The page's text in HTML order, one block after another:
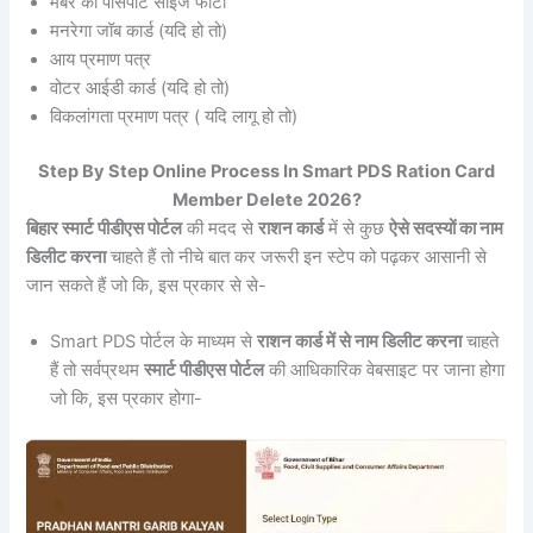
मनरेगा जॉब कार्ड (यदि हो तो)
आय प्रमाण पत्र
वोटर आईडी कार्ड (यदि हो तो)
विकलांगता प्रमाण पत्र ( यदि लागू हो तो)
Step By Step Online Process In Smart PDS Ration Card
Member Delete 2026?
बिहार स्मार्ट पीडीएस पोर्टलकी मदद सेराशन कार्डमें से कुछऐसे सदस्यों का नाम
डिलीट करनाचाहते हैं तो नीचे बात कर जरूरी इन स्टेप को पढ़कर आसानी से
जान सकते हैं जो कि, इस प्रकार से से-
Smart PDS पोर्टल के माध्यम सेराशन कार्ड में से नाम डिलीट करनाचाहते
हैं तो सर्वप्रथमस्मार्ट पीडीएस पोर्टलकी आधिकारिक वेबसाइट पर जाना होगा
जो कि, इस प्रकार होगा-